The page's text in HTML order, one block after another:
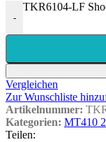
-
TKR6104-LF
Vergleichen
Zur Wunschliste
Artikelnummer:
Kategorien: MT410
Teilen: